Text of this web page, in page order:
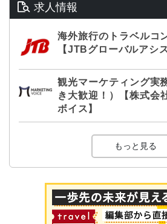
求人情報
海外旅行のトラベルコ
【JTBグローバルアシ
観光マーケティング実
き大歓迎！）【株式会
ボイス】
もっと見る